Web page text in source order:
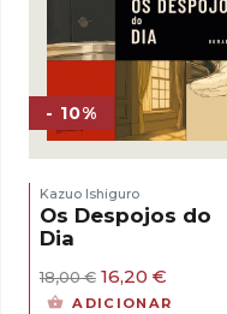
- 10%
Kazuo Ishiguro
Os Despojos do
Dia
18,00€ O
preço
16,20 €
preço
ADICIONAR